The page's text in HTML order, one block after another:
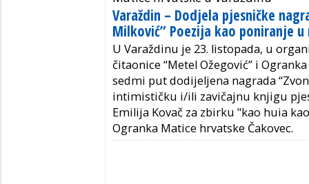
Varaždin – Dodjela pjesničke
Milković” Poezija kao poniranje
U Varaždinu je 23. listopada, u
čitaonice “Metel Ožegović” i
sedmi put dodijeljena nagrada
intimističku i/ili zavičajnu knjigu
Emilija Kovač za zbirku "kao huia
Ogranka Matice hrvatske Čakovec.